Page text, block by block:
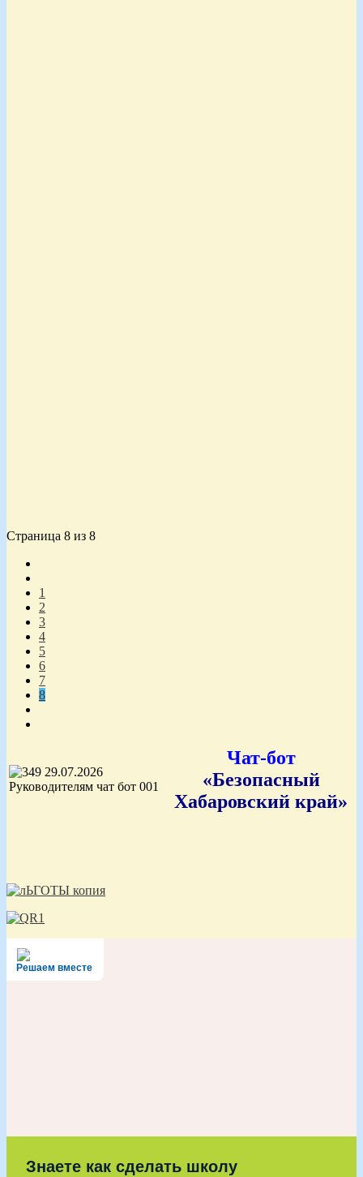
Страница 8 из 8
1
2
3
4
5
6
7
8
Чат-бот
«Безопасный
Хабаровский край»
Решаем вместе
Знаете как сделать школу